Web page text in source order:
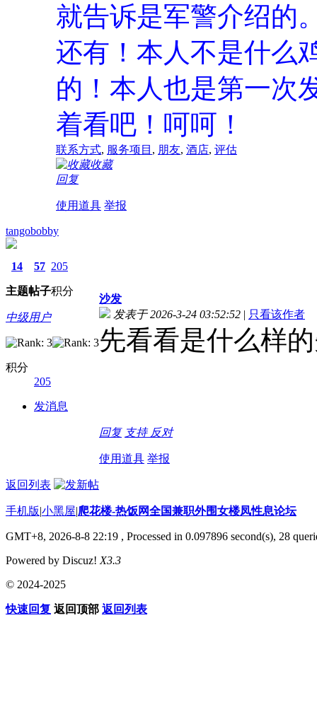
就告诉是军警介绍的
还有！本人不是什么
的！本人也是第一次
着看吧！呵呵！
联系方式, 服务项目 , 朋友, 酒店, 评估
收藏
回复
使用道具 举报
tangobobby
14
主题
57
帖子
205
积分
中级用户
积分
205
发消息
沙发
发表于 2026-3-24 03:52:52 | 只看该作者
先看看是什么样
回复 支持 反对
使用道具 举报
返回列表
手机版|小黑屋|爬花楼-热饭网全国兼职外围女楼凤性息论坛
GMT+8, 2026-8-8 22:19 , Processed in 0.097896 second(s), 28
Powered by Discuz! X3.3
© 2024-2025
快速回复 返回顶部 返回列表